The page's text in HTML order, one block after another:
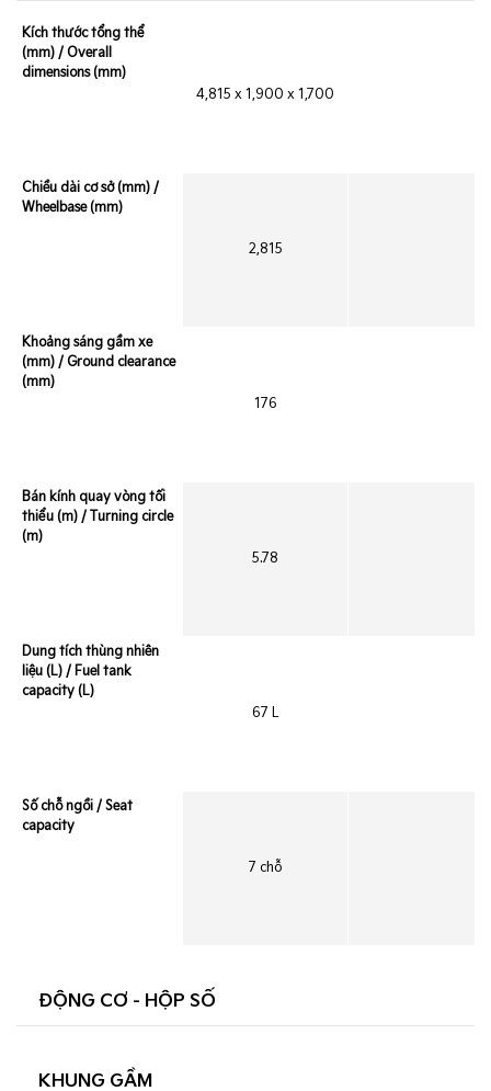
Kích thước tổng thể
(mm) / Overall
dimensions (mm)
4,815 x 1,900 x 1,700
Chiều dài cơ sở (mm) /
Wheelbase (mm)
2,815
Khoảng sáng gầm xe
(mm) / Ground clearance
(mm)
176
Bán kính quay vòng tối
thiểu (m) / Turning circle
(m)
5.78
Dung tích thùng nhiên
liệu (L) / Fuel tank
capacity (L)
67 L
Số chỗ ngồi / Seat
capacity
7 chỗ
ĐỘNG CƠ - HỘP SỐ
KHUNG GẦM